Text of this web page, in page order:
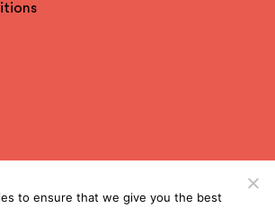
to ensure that we give you the best